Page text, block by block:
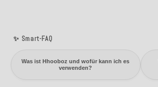
✨ Smart-FAQ
Was ist Hhooboz und wofür kann ich es
verwenden?